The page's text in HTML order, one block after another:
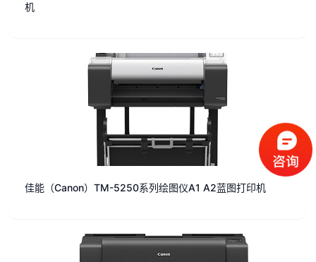
机
佳能（Canon）TM-5250系列绘图仪A1 A2蓝图打印机